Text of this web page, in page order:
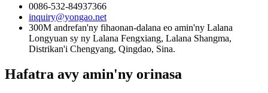
0086-532-84937366
inquiry@yongao.net
300M andrefan'ny fihaonan-dalana eo amin'ny Lalana
Longyuan sy ny Lalana Fengxiang, Lalana Shangma,
Distrikan'i Chengyang, Qingdao, Sina.
Hafatra avy amin'ny orinasa